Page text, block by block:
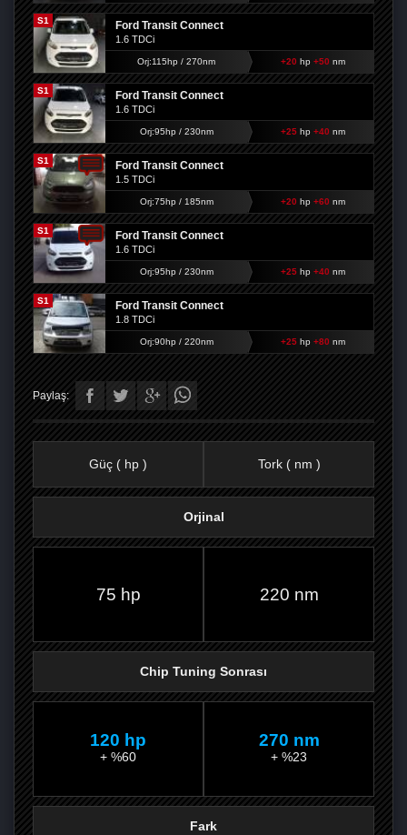
S1 Ford Transit Connect
1.6 TDCi
Orj:115hp / 270nm +20 hp +50 nm
S1 Ford Transit Connect
1.6 TDCi
Orj:95hp / 230nm +25hp +40 nm
S1 Ford Transit Connect
1.5 TDCi
Orj:75hp / 185nm +20 hp +60 nm
S1 Ford Transit Connect
1.6 TDCi
Orj:95hp / 230nm +25hp +40 nm
S1 Ford Transit Connect
1.8 TDCi
Orj:90hp / 220nm +25hp +80 nm
Paylaş:
Güç ( hp ) Tork ( nm )
Orjinal
75 hp 220 nm
Chip Tuning Sonrası
120 hp
+ %60
270 nm
+ %23
Fark